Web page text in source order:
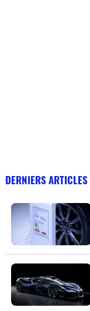
DERNIERS ARTICLES